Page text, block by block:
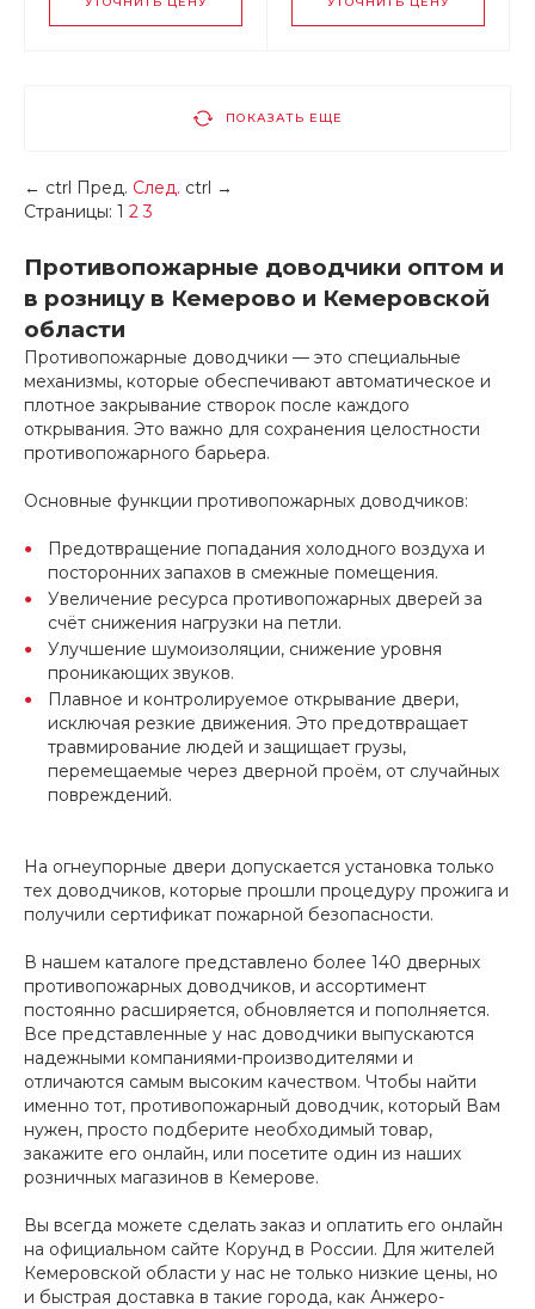
ПОКАЗАТЬ ЕЩЕ
← ctrl Пред. След. ctrl →
Страницы: 1 2 3
Противопожарные доводчики оптом и
в розницу в Кемерово и Кемеровской
области
Противопожарные доводчики — это специальные
механизмы, которые обеспечивают автоматическое и
плотное закрывание створок после каждого
открывания. Это важно для сохранения целостности
противопожарного барьера.
Основные функции противопожарных доводчиков:
Предотвращение попадания холодного воздуха и
посторонних запахов в смежные помещения.
Увеличение ресурса противопожарных дверей за
счёт снижения нагрузки на петли.
Улучшение шумоизоляции, снижение уровня
проникающих звуков.
Плавное и контролируемое открывание двери,
исключая резкие движения. Это предотвращает
травмирование людей и защищает грузы,
перемещаемые через дверной проём, от случайных
повреждений.
На огнеупорные двери допускается установка только
тех доводчиков, которые прошли процедуру прожига и
получили сертификат пожарной безопасности.
В нашем каталоге представлено более 140 дверных
противопожарных доводчиков, и ассортимент
постоянно расширяется, обновляется и пополняется.
Все представленные у нас доводчики выпускаются
надежными компаниями-производителями и
отличаются самым высоким качеством. Чтобы найти
именно тот, противопожарный доводчик, который Вам
нужен, просто подберите необходимый товар,
закажите его онлайн, или посетите один из наших
розничных магазинов в Кемерове.
Вы всегда можете сделать заказ и оплатить его онлайн
на официальном сайте Корунд в России. Для жителей
Кемеровской области у нас не только низкие цены, но
и быстрая доставка в такие города, как Анжеро-